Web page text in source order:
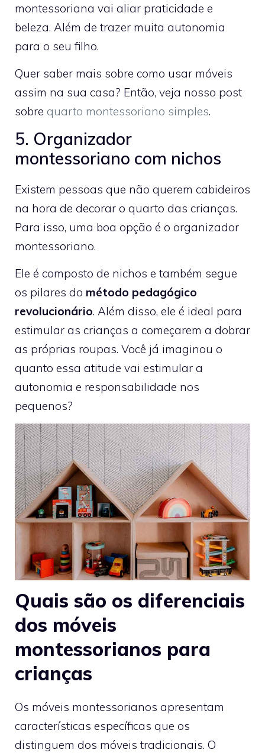
montessoriana vai aliar praticidade e
beleza. Além de trazer muita autonomia
para o seu filho.
Quer saber mais sobre como usar móveis
assim na sua casa? Então, veja nosso post
sobre quarto montessoriano simples.
5. Organizador
montessoriano com nichos
Existem pessoas que não querem cabideiros
na hora de decorar o quarto das crianças.
Para isso, uma boa opção é o organizador
montessoriano.
Ele é composto de nichos e também segue
os pilares do método pedagógico
revolucionário. Além disso, ele é ideal para
estimular as crianças a começarem a dobrar
as próprias roupas. Você já imaginou o
quanto essa atitude vai estimular a
autonomia e responsabilidade nos
pequenos?
Quais são os diferenciais
dos móveis
montessorianos para
crianças
Os móveis montessorianos apresentam
características específicas que os
distinguem dos móveis tradicionais. O